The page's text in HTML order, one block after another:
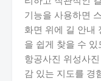
기능을 사용하면
화면 위에 길 안내
을 쉽게 찾을 수
항공사진 위성사
감 있는 지도를 경